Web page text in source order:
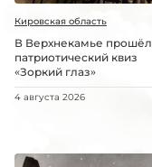
Кировская область
В Верхнекамье прошёл
патриотический квиз
«Зоркий глаз»
4 августа 2026